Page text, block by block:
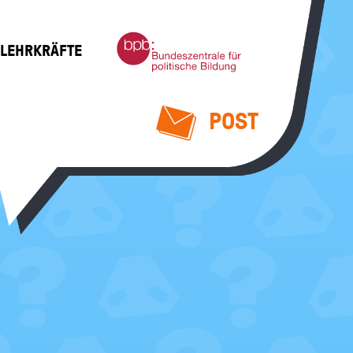
Bundeszentrale
für
politische
POST